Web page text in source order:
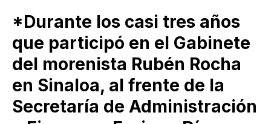
*Durante los casi tres años
que participó en el Gabinete
del morenista Rubén Rocha
en Sinaloa, al frente de la
Secretaría de Administración